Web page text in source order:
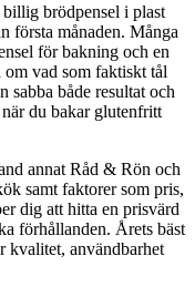
brödpensel i plast
första månaden. Många
för bakning och en
vad som faktiskt tål
sabba både resultat och
du bakar glutenfritt
annat Råd & Rön och
samt faktorer som pris,
dig att hitta en prisvärd
förhållanden. Årets bäst
kvalitet, användbarhet